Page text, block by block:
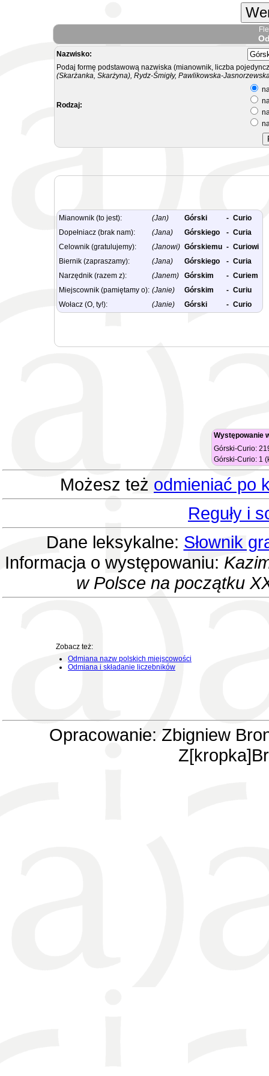
Nazwisko:
Podaj formę podstawową nazwiska (mianownik, liczba
(Skarżanka, Skarżyna), Rydz-Śmigły, Pawlikowska-
Rodzaj:
Mianownik (to jest): (Jan) Górski - Curio
Dopełniacz (brak nam):
(Jana) Górskiego - Curia
Celownik (gratulujemy):
(Janowi) Górskiemu - Curiowi
Biernik (zapraszamy):
(Jana) Górskiego - Curia
Narzędnik (razem z):
(Janem) Górskim - Curiem
Miejscownik (pamiętamy o): (Janie) Górskim - Curiu
Wołacz (O, ty!):
(Janie) Górski - Curio
Występowanie
Górski-Curio:
Górski-Curio: 1
Możesz też odmieniać po
Reguły i
Dane leksykalne: Słownik
Informacja o występowaniu:
w Polsce na początku
Zobacz też:
Odmiana nazw polskich miejscowości
Odmiana i składanie liczebników
Opracowanie: Zbigniew